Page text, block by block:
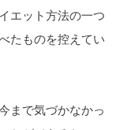
エット方法の一つ
たものを控えてい
まで気づかなかっ